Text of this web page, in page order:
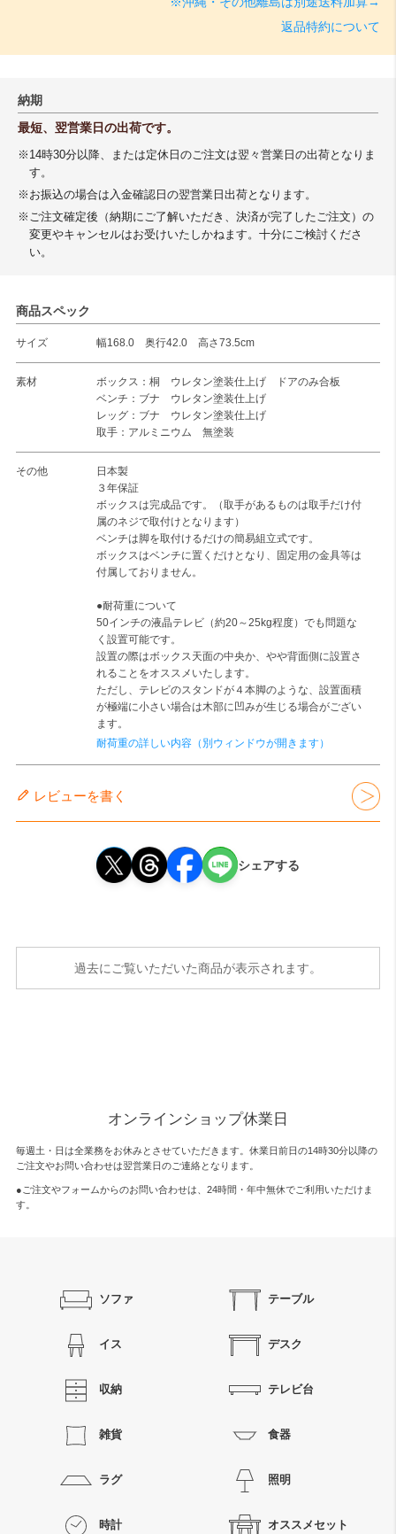
返品特約について
納期
最短、翌営業日の出荷です。
※14時30分以降、または定休日のご注文は翌々営業日の出荷となりま
す。
※お振込の場合は入金確認日の翌営業日出荷となります。
※ご注文確定後（納期にご了解いただき、決済が完了したご注文）の
変更やキャンセルはお受けいたしかねます。十分にご検討くださ
い。
商品スペック
サイズ 幅168.0 奥行42.0 高さ73.5cm
素材
ボックス：桐 ウレタン塗装仕上げ ドアのみ合板
ベンチ：ブナ ウレタン塗装仕上げ
レッグ：ブナ ウレタン塗装仕上げ
取手：アルミニウム 無塗装
その他
日本製
３年保証
ボックスは完成品です。（取手があるものは取手だけ付
属のネジで取付けとなります）
ベンチは脚を取付けるだけの簡易組立式です。
ボックスはベンチに置くだけとなり、固定用の金具等は
付属しておりません。
●耐荷重について
50インチの液晶テレビ（約20～25kg程度）でも問題な
く設置可能です。
設置の際はボックス天面の中央か、やや背面側に設置さ
れることをオススメいたします。
ただし、テレビのスタンドが４本脚のような、設置面積
が極端に小さい場合は木部に凹みが生じる場合がござい
ます。
耐荷重の詳しい内容（別ウィンドウが開きます）
レビューを書く
シェアする
過去にご覧いただいた商品が表示されます。
オンラインショップ休業日
毎週土・日は全業務をお休みとさせていただきます。休業日前日の14時30分以降の
ご注文やお問い合わせは翌営業日のご連絡となります。
●ご注文やフォームからのお問い合わせは、 24時間・年中無休でご利用いただけま
す。
ソファ テーブル
イス デスク
収納 テレビ台
雑貨 食器
ラグ 照明
時計 オススメセット